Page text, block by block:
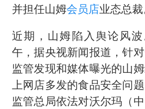
并担任山姆会员店业态总裁
近期，山姆陷入舆论风
午，据央视新闻报道，针
监管发现和媒体曝光的山
上网店多发的食品安全问
监管总局依法对沃尔玛（